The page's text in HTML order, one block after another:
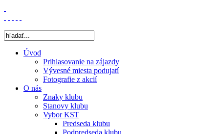
Úvod
Prihlasovanie na zájazdy
Vývesné miesta podujatí
Fotografie z akcií
O nás
Znaky klubu
Stanovy klubu
Vybor KST
Predseda klubu
Podpredseda klubu